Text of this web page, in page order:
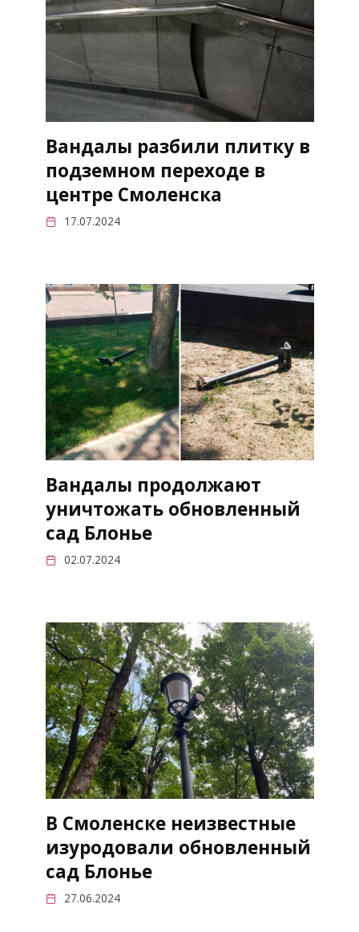
Вандалы разбили плитку в
подземном переходе в
центре Смоленска
17.07.2024
Вандалы продолжают
уничтожать обновленный
сад Блонье
02.07.2024
В Смоленске неизвестные
изуродовали обновленный
сад Блонье
27.06.2024